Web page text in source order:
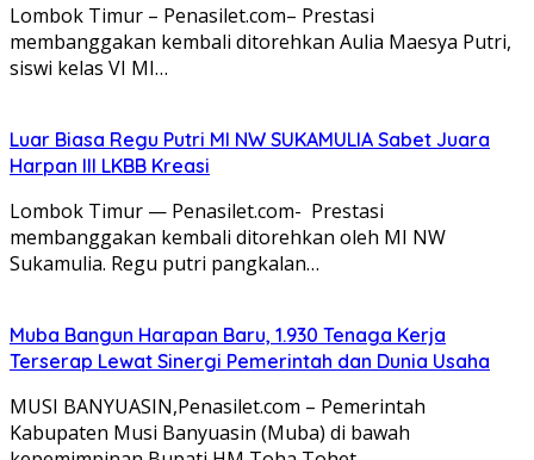
Lombok Timur – Penasilet.com– Prestasi
membanggakan kembali ditorehkan Aulia Maesya Putri,
siswi kelas VI MI…
Luar Biasa Regu Putri MI NW SUKAMULIA Sabet Juara
Harpan III LKBB Kreasi
Lombok Timur — Penasilet.com- Prestasi
membanggakan kembali ditorehkan oleh MI NW
Sukamulia. Regu putri pangkalan…
Muba Bangun Harapan Baru, 1.930 Tenaga Kerja
Terserap Lewat Sinergi Pemerintah dan Dunia Usaha
MUSI BANYUASIN,Penasilet.com – Pemerintah
Kabupaten Musi Banyuasin (Muba) di bawah